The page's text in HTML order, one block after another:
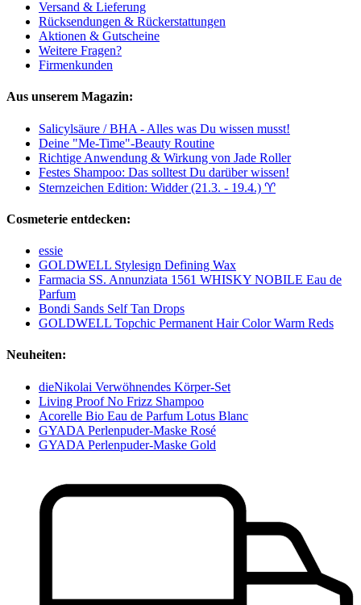
Versand & Lieferung
Rücksendungen & Rückerstattungen
Aktionen & Gutscheine
Weitere Fragen?
Firmenkunden
Aus unserem Magazin:
Salicylsäure / BHA - Alles was Du wissen musst!
Deine "Me-Time"-Beauty Routine
Richtige Anwendung & Wirkung von Jade Roller
Festes Shampoo: Das solltest Du darüber wissen!
Sternzeichen Edition: Widder (21.3. - 19.4.) ♈︎
Cosmeterie entdecken:
essie
GOLDWELL Stylesign Defining Wax
Farmacia SS. Annunziata 1561 WHISKY NOBILE Eau de
Parfum
Bondi Sands Self Tan Drops
GOLDWELL Topchic Permanent Hair Color Warm Reds
Neuheiten:
dieNikolai Verwöhnendes Körper-Set
Living Proof No Frizz Shampoo
Acorelle Bio Eau de Parfum Lotus Blanc
GYADA Perlenpuder-Maske Rosé
GYADA Perlenpuder-Maske Gold